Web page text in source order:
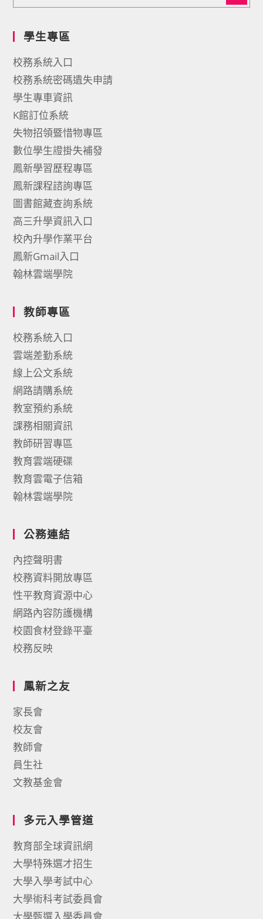
學生專區
校務系統入口
校務系統密碼遺失申請
學生專車資訊
K館訂位系統
失物招領暨惜物專區
數位學生證掛失補發
鳳新學習歷程專區
鳳新課程諮詢專區
圖書館藏查詢系統
高三升學資訊入口
校內升學作業平台
鳳新Gmail入口
翰林雲端學院
教師專區
校務系統入口
雲端差勤系統
線上公文系統
網路請購系統
教室預約系統
課務相關資訊
教師研習專區
教育雲端硬碟
教育雲電子信箱
翰林雲端學院
公務連結
內控聲明書
校務資料開放專區
性平教育資源中心
網路內容防護機構
校園食材登錄平臺
校務反映
鳳新之友
家長會
校友會
教師會
員生社
文教基金會
多元入學管道
教育部全球資訊網
大學特殊選才招生
大學入學考試中心
大學術科考試委員會